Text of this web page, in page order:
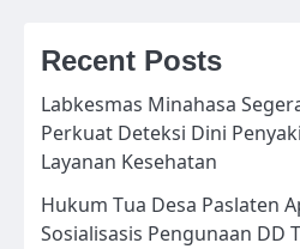
Recent Posts
Labkesmas Minahasa
Perkuat Deteksi Dini
Layanan Kesehatan
Hukum Tua Desa Paslaten
Sosialisasis Pengunaan DD